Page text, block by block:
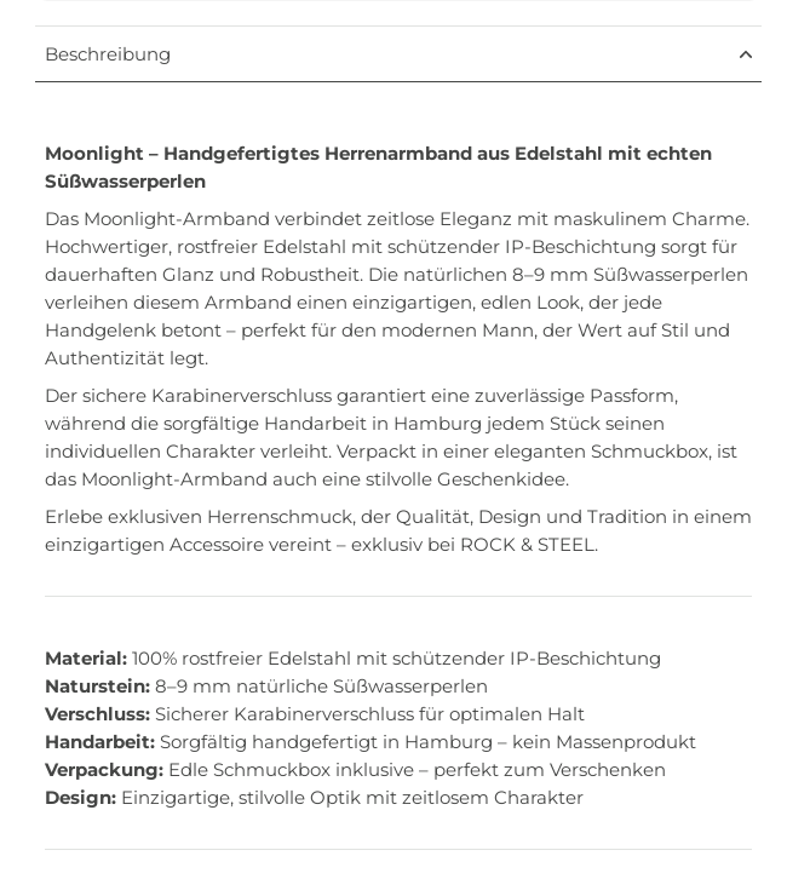
Beschreibung
Moonlight – Handgefertigtes Herrenarmband aus Edelstahl mit echten
Süßwasserperlen
Das Moonlight-Armband verbindet zeitlose Eleganz mit maskulinem Charme.
Hochwertiger, rostfreier Edelstahl mit schützender IP-Beschichtung sorgt für
dauerhaften Glanz und Robustheit. Die natürlichen 8–9 mm Süßwasserperlen
verleihen diesem Armband einen einzigartigen, edlen Look, der jede
Handgelenk betont – perfekt für den modernen Mann, der Wert auf Stil und
Authentizität legt.
Der sichere Karabinerverschluss garantiert eine zuverlässige Passform,
während die sorgfältige Handarbeit in Hamburg jedem Stück seinen
individuellen Charakter verleiht. Verpackt in einer eleganten Schmuckbox, ist
das Moonlight-Armband auch eine stilvolle Geschenkidee.
Erlebe exklusiven Herrenschmuck, der Qualität, Design und Tradition in einem
einzigartigen Accessoire vereint – exklusiv bei ROCK & STEEL.
Material: 100% rostfreier Edelstahl mit schützender IP-Beschichtung
Naturstein: 8–9 mm natürliche Süßwasserperlen
Verschluss: Sicherer Karabinerverschluss für optimalen Halt
Handarbeit: Sorgfältig handgefertigt in Hamburg – kein Massenprodukt
Verpackung: Edle Schmuckbox inklusive – perfekt zum Verschenken
Design: Einzigartige, stilvolle Optik mit zeitlosem Charakter